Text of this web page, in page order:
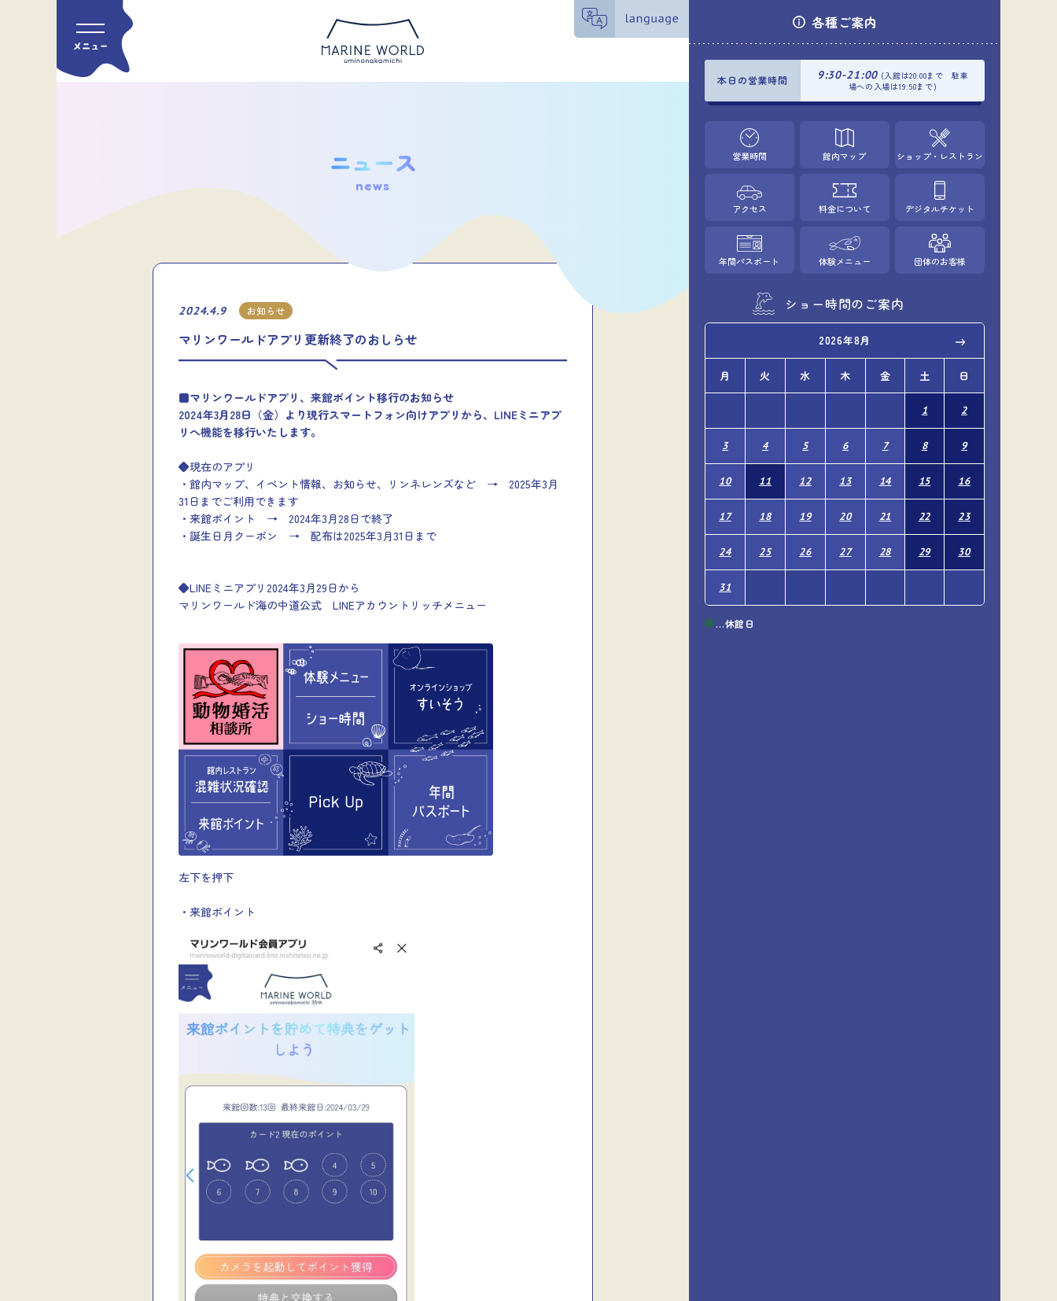
news
2024.4.9 お知らせ
マリンワールドアプリ更新終了のおしらせ
■マリンワールドアプリ、来館ポイント移行のお知らせ
2024年3月28日（金）より現行スマートフォン向けアプリから、LINEミニアプ
リへ機能を移行いたします。
◆現在のアプリ
・館内マップ、イベント情報、お知らせ、リンネレンズなど → 2025年3月
31日までご利用できます
・来館ポイント → 2024年3月28日で終了
・誕生日月クーポン → 配布は2025年3月31日まで
◆LINEミニアプリ2024年3月29日から
マリンワールド海の中道公式 LINEアカウントリッチメニュー
左下を押下
・来館ポイント
各種ご案内
本日の営業時間 9:30-21:00 (入館は20:00まで 駐車
場への入場は19:50まで)
営業時間 館内マップ ショップ・レストラン
アクセス 料金について デジタルチケット
年間パスポート 体験メニュー 団体のお客様
ショー時間のご案内
2026年8月
月 火 水 木 金 土 日
1 2
3 4 5 6 7 8 9
10 11 12 13 14 15 16
17 18 19 20 21 22 23
24 25 26 27 28 29 30
31
…休館日